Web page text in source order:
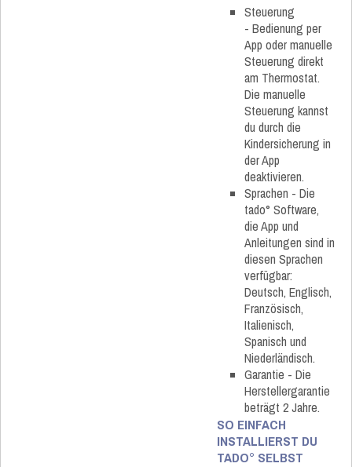
Steuerung
- Bedienung per
App oder manuelle
Steuerung direkt
am Thermostat.
Die manuelle
Steuerung kannst
du durch die
Kindersicherung in
der App
deaktivieren.
Sprachen - Die
tado° Software,
die App und
Anleitungen sind in
diesen Sprachen
verfügbar:
Deutsch, Englisch,
Französisch,
Italienisch,
Spanisch und
Niederländisch.
Garantie - Die
Herstellergarantie
beträgt 2 Jahre.
SO EINFACH
INSTALLIERST DU
TADO° SELBST